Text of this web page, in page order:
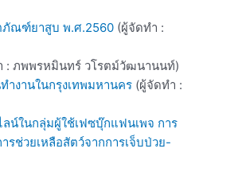
ภัณฑ์ยาสูบ พ.ศ.2560 (ผู้จัดทำ :
: ภพพรหมินทร์ วโรตม์วัฒนานนท์)
ำงานในกรุงเทพมหานคร (ผู้จัดทำ :
น์ในกลุ่มผู้ใช้เฟซบุ๊กแฟนเพจ การ
ช่วยเหลือสัตว์จากการเจ็บป่วย-